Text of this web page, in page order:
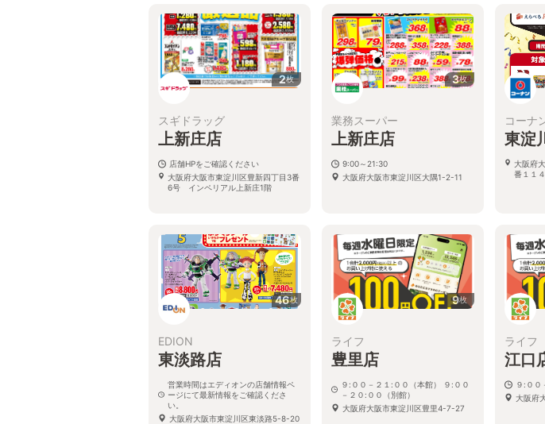
2枚
スギドラッグ
上新庄店
店舗HPをご確認ください
大阪府大阪市東淀川区豊新四丁目3番
6号 インペリアル上新庄1階
3枚
業務スーパー
上新庄店
9:00～21:30
大阪府大阪市東淀川区大隅1-2-11
コーナ
東淀
大阪府
番１１
46枚
EDION
東淡路店
営業時間はエディオンの店舗情報ペ
ージにて最新情報をご確認くださ
い。
大阪府大阪市東淀川区東淡路5-8-20
9枚
ライフ
豊里店
９:００－２１:００（本館） ９:００
－２０:００（別館）
大阪府大阪市東淀川区豊里4-7-27
ライフ
江口
９:００
大阪府